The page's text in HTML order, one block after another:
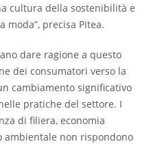
cultura della sostenibilità e
precisa Pitea.
dare ragione a questo
dei consumatori verso la
cambiamento significativo
pratiche del settore. I
di filiera, economia
ambientale non rispondono